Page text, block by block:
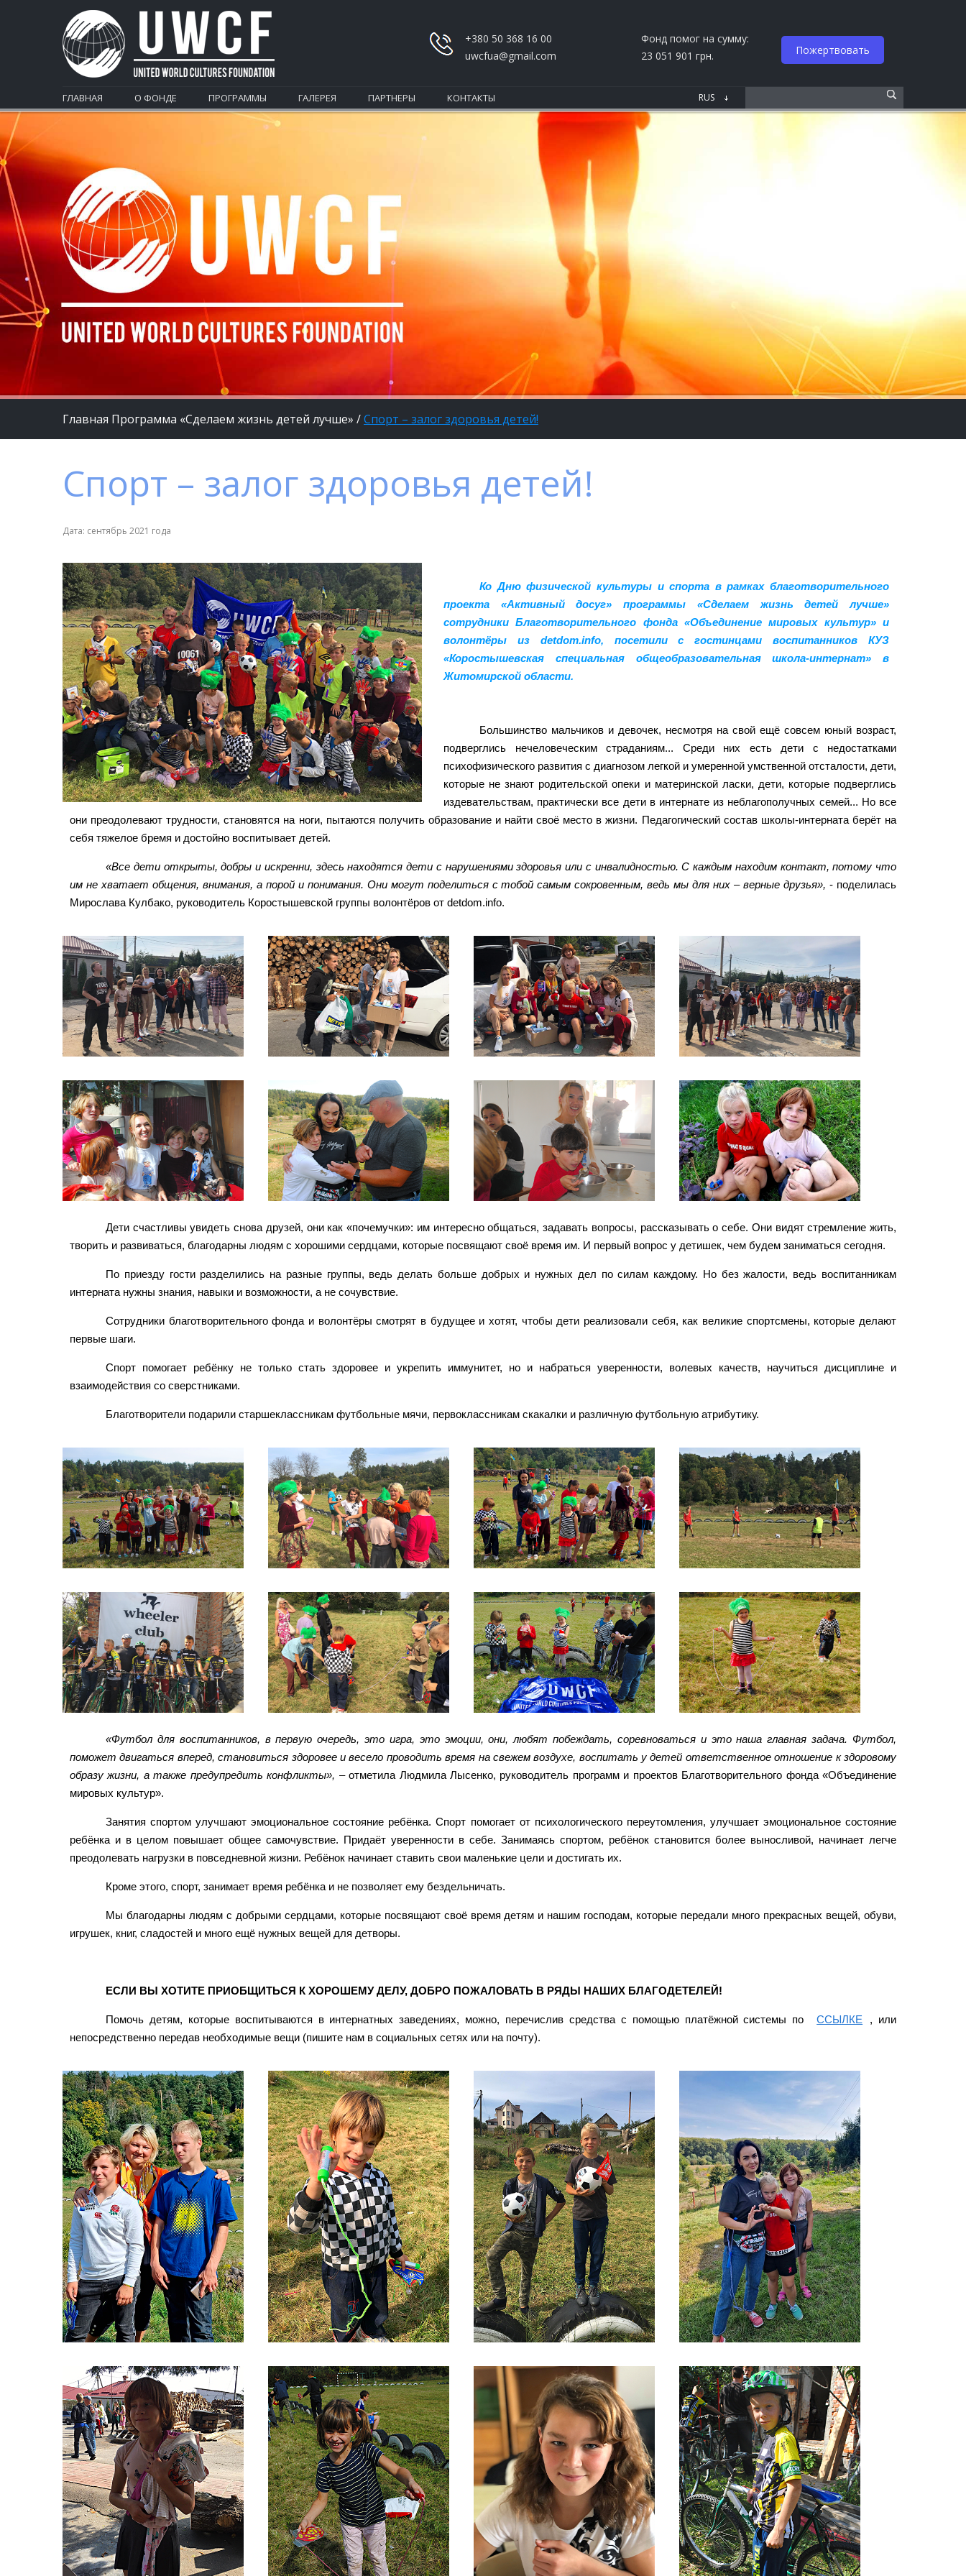
+380 50 368 16 00
uwcfua@gmail.com
Фонд помог на сумму:
23 051 901 грн.
Пожертвовать
ГЛАВНАЯ О ФОНДЕ ПРОГРАММЫ ГАЛЕРЕЯ ПАРТНЕРЫ КОНТАКТЫ
Главная Программа «Сделаем жизнь детей лучше» /Спорт – залог здоровья детей!
Спорт – залог здоровья детей!
Дата: сентябрь 2021 года
Ко Дню физической культуры и спорта в рамках благотворительного
проекта «Активный досуг» программы «Сделаем жизнь детей лучше»
сотрудники Благотворительного фонда «Объединение мировых культур» и
волонтёры из detdom.info, посетили с гостинцами воспитанников КУЗ
«Коростышевская специальная общеобразовательная школа-интернат» в
Житомирской области.
Большинство мальчиков и девочек, несмотря на свой ещё совсем юный возраст,
подверглись нечеловеческим страданиям... Среди них есть дети с недостатками
психофизического развития с диагнозом легкой и умеренной умственной отсталости, дети,
которые не знают родительской опеки и материнской ласки, дети, которые подверглись
издевательствам, практически все дети в интернате из неблагополучных семей... Но все
они преодолевают трудности, становятся на ноги, пытаются получить образование и найти своё место в жизни. Педагогический состав школы-интерната берёт на
себя тяжелое бремя и достойно воспитывает детей.
«Все дети открыты, добры и искренни, здесь находятся дети с нарушениями здоровья или с инвалидностью. С каждым находим контакт, потому что
им не хватает общения, внимания, а порой и понимания. Они могут поделиться с тобой самым сокровенным, ведь мы для них – верные друзья», - поделилась
Мирослава Кулбако, руководитель Коростышевской группы волонтёров от detdom.info.
Дети счастливы увидеть снова друзей, они как «почемучки»: им интересно общаться, задавать вопросы, рассказывать о себе. Они видят стремление жить,
творить и развиваться, благодарны людям с хорошими сердцами, которые посвящают своё время им. И первый вопрос у детишек, чем будем заниматься сегодня.
По приезду гости разделились на разные группы, ведь делать больше добрых и нужных дел по силам каждому. Но без жалости, ведь воспитанникам
интерната нужны знания, навыки и возможности, а не сочувствие.
Сотрудники благотворительного фонда и волонтёры смотрят в будущее и хотят, чтобы дети реализовали себя, как великие спортсмены, которые делают
первые шаги.
Спорт помогает ребёнку не только стать здоровее и укрепить иммунитет, но и набраться уверенности, волевых качеств, научиться дисциплине и
взаимодействия со сверстниками.
Благотворители подарили старшеклассникам футбольные мячи, первоклассникам скакалки и различную футбольную атрибутику.
«Футбол для воспитанников, в первую очередь, это игра, это эмоции, они, любят побеждать, соревноваться и это наша главная задача. Футбол,
поможет двигаться вперед, становиться здоровее и весело проводить время на свежем воздухе, воспитать у детей ответственное отношение к здоровому
образу жизни, а также предупредить конфликты», – отметила Людмила Лысенко, руководитель программ и проектов Благотворительного фонда «Объединение
мировых культур».
Занятия спортом улучшают эмоциональное состояние ребёнка. Спорт помогает от психологического переутомления, улучшает эмоциональное состояние
ребёнка и в целом повышает общее самочувствие. Придаёт уверенности в себе. Занимаясь спортом, ребёнок становится более выносливой, начинает легче
преодолевать нагрузки в повседневной жизни. Ребёнок начинает ставить свои маленькие цели и достигать их.
Кроме этого, спорт, занимает время ребёнка и не позволяет ему бездельничать.
Мы благодарны людям с добрыми сердцами, которые посвящают своё время детям и нашим господам, которые передали много прекрасных вещей, обуви,
игрушек, книг, сладостей и много ещё нужных вещей для детворы.
ЕСЛИ ВЫ ХОТИТЕ ПРИОБЩИТЬСЯ К ХОРОШЕМУ ДЕЛУ, ДОБРО ПОЖАЛОВАТЬ В РЯДЫ НАШИХ БЛАГОДЕТЕЛЕЙ!
Помочь детям, которые воспитываются в интернатных заведениях, можно, перечислив средства с помощью платёжной системы по ССЫЛКЕ
, или
непосредственно передав необходимые вещи (пишите нам в социальных сетях или на почту).